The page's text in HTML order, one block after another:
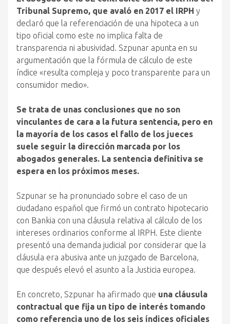
Tribunal Supremo, que avaló en 2017 el IRPH y
declaró que la referenciación de una hipoteca a un
tipo oficial como este no implica falta de
transparencia ni abusividad. Szpunar apunta en su
argumentación que la fórmula de cálculo de este
índice «resulta compleja y poco transparente para un
consumidor medio».
Se trata de unas conclusiones que no son
vinculantes de cara a la futura sentencia, pero en
la mayoría de los casos el fallo de los jueces
suele seguir la dirección marcada por los
abogados generales. La sentencia definitiva se
espera en los próximos meses.
Szpunar se ha pronunciado sobre el caso de un
ciudadano español que firmó un contrato hipotecario
con Bankia con una cláusula relativa al cálculo de los
intereses ordinarios conforme al IRPH. Este cliente
presentó una demanda judicial por considerar que la
cláusula era abusiva ante un juzgado de Barcelona,
que después elevó el asunto a la Justicia europea.
En concreto, Szpunar ha afirmado que una cláusula
contractual que fija un tipo de interés tomando
como referencia uno de los seis índices oficiales